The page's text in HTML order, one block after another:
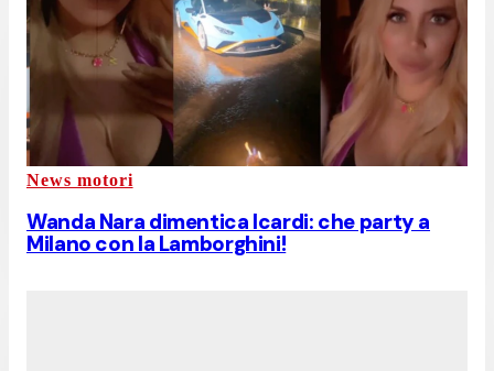
News motori
Wanda Nara dimentica Icardi: che party a
Milano con la Lamborghini!